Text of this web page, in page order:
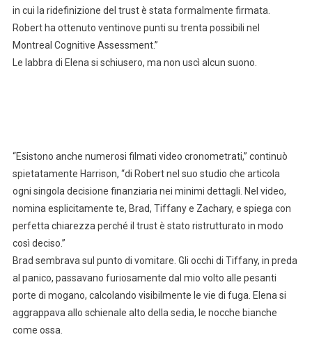
in cui la ridefinizione del trust è stata formalmente firmata.
Robert ha ottenuto ventinove punti su trenta possibili nel
Montreal Cognitive Assessment.”
Le labbra di Elena si schiusero, ma non uscì alcun suono.
“Esistono anche numerosi filmati video cronometrati,” continuò
spietatamente Harrison, “di Robert nel suo studio che articola
ogni singola decisione finanziaria nei minimi dettagli. Nel video,
nomina esplicitamente te, Brad, Tiffany e Zachary, e spiega con
perfetta chiarezza perché il trust è stato ristrutturato in modo
così deciso.”
Brad sembrava sul punto di vomitare. Gli occhi di Tiffany, in preda
al panico, passavano furiosamente dal mio volto alle pesanti
porte di mogano, calcolando visibilmente le vie di fuga. Elena si
aggrappava allo schienale alto della sedia, le nocche bianche
come ossa.